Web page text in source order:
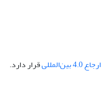
قرار دارد.